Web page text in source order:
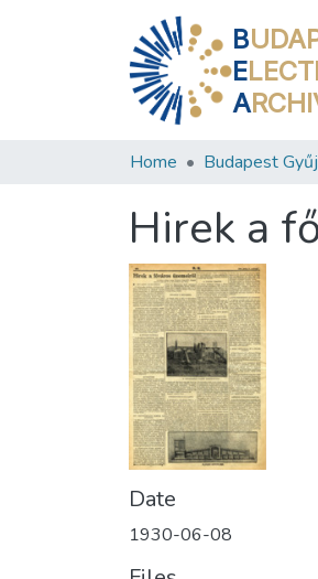
B
E
A
Home Budapest
Hirek a
Date
1930-06-08